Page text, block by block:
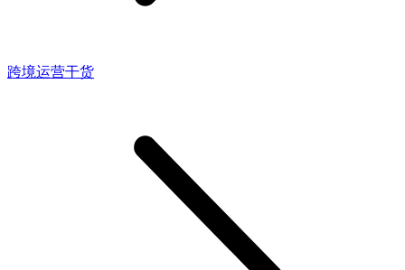
跨境运营干货